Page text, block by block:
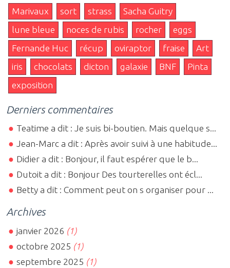
Marivaux sort strass
Sacha Guitry
lune bleue
noces de rubis rocher
eggs
Fernande Huc
récup oviraptor fraise
Art
iris
chocolats dicton galaxie BNF
Pinta
exposition
Derniers commentaires
Teatime a dit : Je suis bi-boutien. Mais quelque s...
Jean-Marc a dit : Après avoir suivi à une habitude...
Didier a dit : Bonjour, il faut espérer que le b...
Dutoit a dit : Bonjour Des tourterelles ont écl...
Betty a dit : Comment peut on s organiser pour ...
Archives
janvier 2026 (1)
octobre 2025 (1)
septembre 2025 (1)